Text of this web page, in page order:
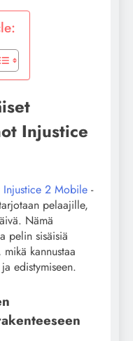
Injustice
Injustice 2 Mobile -
pelaajille,
Nämä
pelin sisäisiä
kannustaa
edistymiseen.